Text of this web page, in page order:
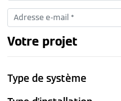
Votre projet
Type de système